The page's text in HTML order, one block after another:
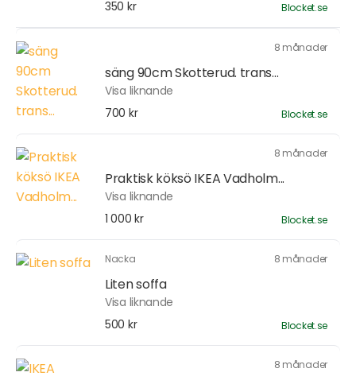
350 kr
Blocket.se
8 månader
säng 90cm Skotterud. trans...
Visa liknande
700 kr
Blocket.se
8 månader
Praktisk köksö IKEA Vadholm...
Visa liknande
1 000 kr
Blocket.se
Nacka 8 månader
Liten soffa
Visa liknande
500 kr
Blocket.se
8 månader